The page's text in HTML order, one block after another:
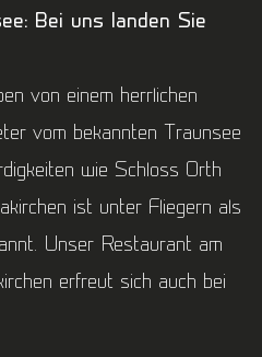
Bei uns landen Sie
von einem herrlichen
vom bekannten Traunsee
wie Schloss Orth
ist unter Fliegern als
Unser Restaurant am
erfreut sich auch bei